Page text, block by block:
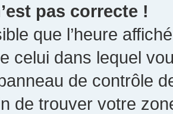
pas correcte !
que l’heure
celui dans lequel
de contrôle
de trouver votre